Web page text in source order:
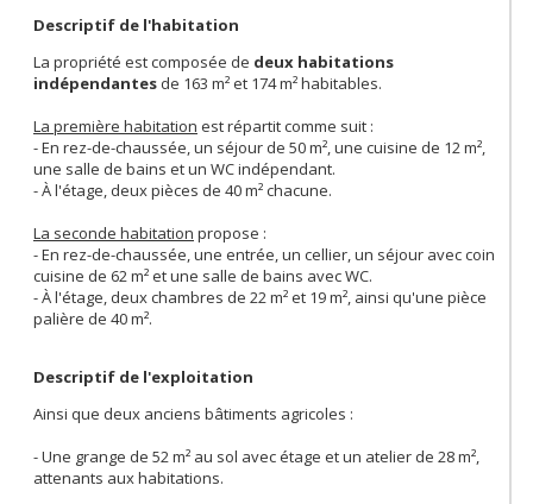
Descriptif de l'habitation
La propriété est composée de deux habitations
indépendantes de 163 m² et 174 m² habitables.
La première habitation est répartit comme suit :
- En rez-de-chaussée, un séjour de 50 m², une cuisine de 12 m²,
une salle de bains et un WC indépendant.
- À l'étage, deux pièces de 40 m² chacune.
La seconde habitation propose :
- En rez-de-chaussée, une entrée, un cellier, un séjour avec coin
cuisine de 62 m² et une salle de bains avec WC.
- À l'étage, deux chambres de 22 m² et 19 m², ainsi qu'une pièce
palière de 40 m².
Descriptif de l'exploitation
Ainsi que deux anciens bâtiments agricoles :
- Une grange de 52 m² au sol avec étage et un atelier de 28 m²,
attenants aux habitations.